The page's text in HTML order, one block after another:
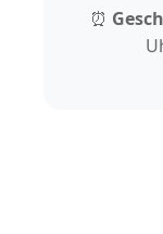
⏰